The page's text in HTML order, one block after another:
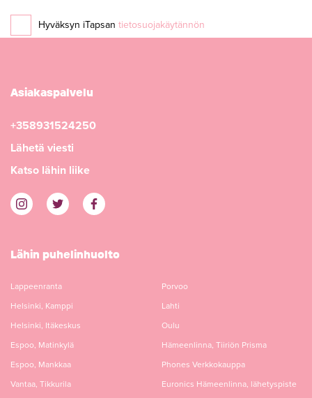
Hyväksyn iTapsan tietosuojakäytännön
Asiakaspalvelu
+358931524250
Lähetä viesti
Katso lähin liike
Lähin puhelinhuolto
Lappeenranta
Helsinki, Kamppi
Helsinki, Itäkeskus
Espoo, Matinkylä
Espoo, Mankkaa
Vantaa, Tikkurila
Porvoo
Lahti
Oulu
Hämeenlinna, Tiiriön Prisma
Phones Verkkokauppa
Euronics Hämeenlinna, lähetyspiste